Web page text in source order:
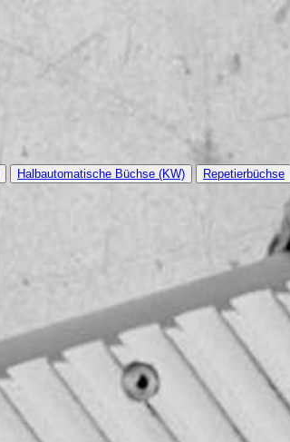
Halbautomatische Büchse (KW) Repetierbüchse